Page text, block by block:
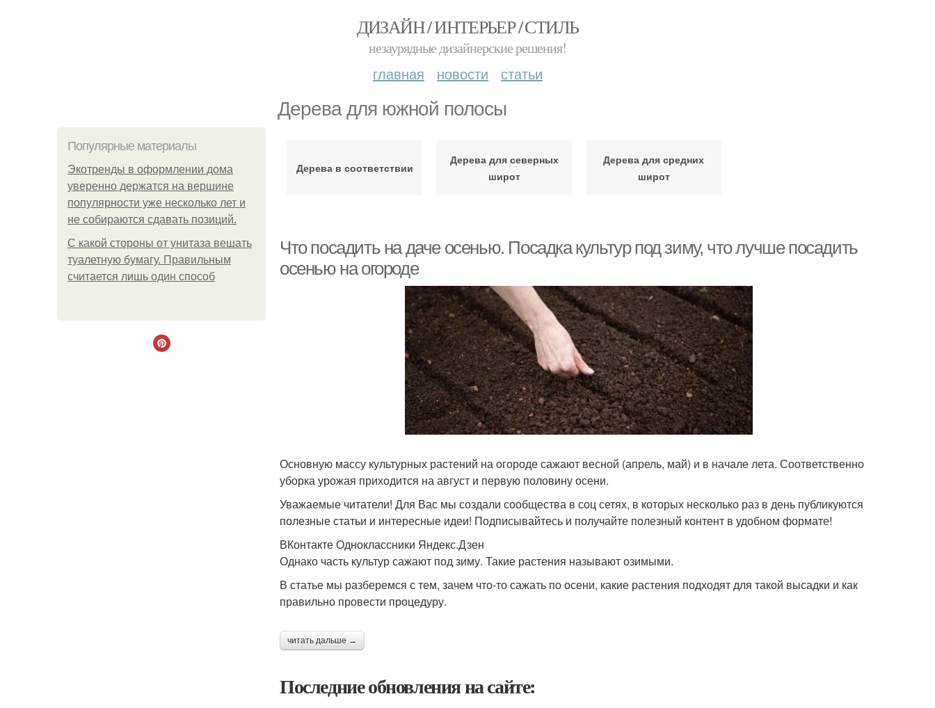
ДИЗАЙН / ИНТЕРЬЕР / СТИЛЬ
незаурядные дизайнерские решения!
главная новости статьи
Дерева для южной полосы
Популярные материалы
Экотренды в оформлении дома
уверенно держатся на вершине
популярности уже несколько лет и
не собираются сдавать позиций.
С какой стороны от унитаза вешать
туалетную бумагу. Правильным
считается лишь один способ
Дерева в соответствии
Дерева для северных
широт
Дерева для средних
широт
Что посадить на даче осенью. Посадка культур под зиму, что лучше посадить
осенью на огороде
Основную массу культурных растений на огороде сажают весной (апрель, май) и в начале лета. Соответственно
уборка урожая приходится на август и первую половину осени.
Уважаемые читатели! Для Вас мы создали сообщества в соц сетях, в которых несколько раз в день публикуются
полезные статьи и интересные идеи! Подписывайтесь и получайте полезный контент в удобном формате!
ВКонтакте Одноклассники Яндекс.Дзен
Однако часть культур сажают под зиму. Такие растения называют озимыми.
В статье мы разберемся с тем, зачем что-то сажать по осени, какие растения подходят для такой высадки и как
правильно провести процедуру.
читать дальше →
Последние обновления на сайте: